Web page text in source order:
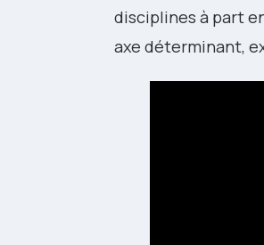
disciplines à part
axe déterminant,